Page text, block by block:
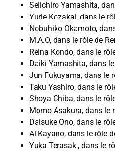
Seiichiro Yamashita,
Yurie Kozakai, dans le
Nobuhiko Okamoto,
M.A.O, dans le rôle de
Reina Kondo, dans le
Daiki Yamashita, dans
Jun Fukuyama, dans le
Taku Yashiro, dans le
Shoya Chiba, dans le
Momo Asakura, dans le
Daisuke Ono, dans le
Ai Kayano, dans le rôle
Yuka Terasaki, dans le